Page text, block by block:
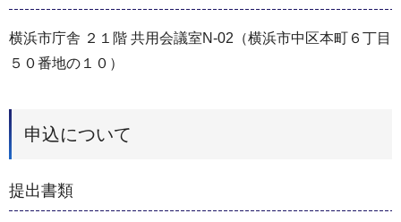
横浜市庁舎 ２１階 共用会議室N-02（横浜市中区本町６丁目
５０番地の１０）
申込について
提出書類